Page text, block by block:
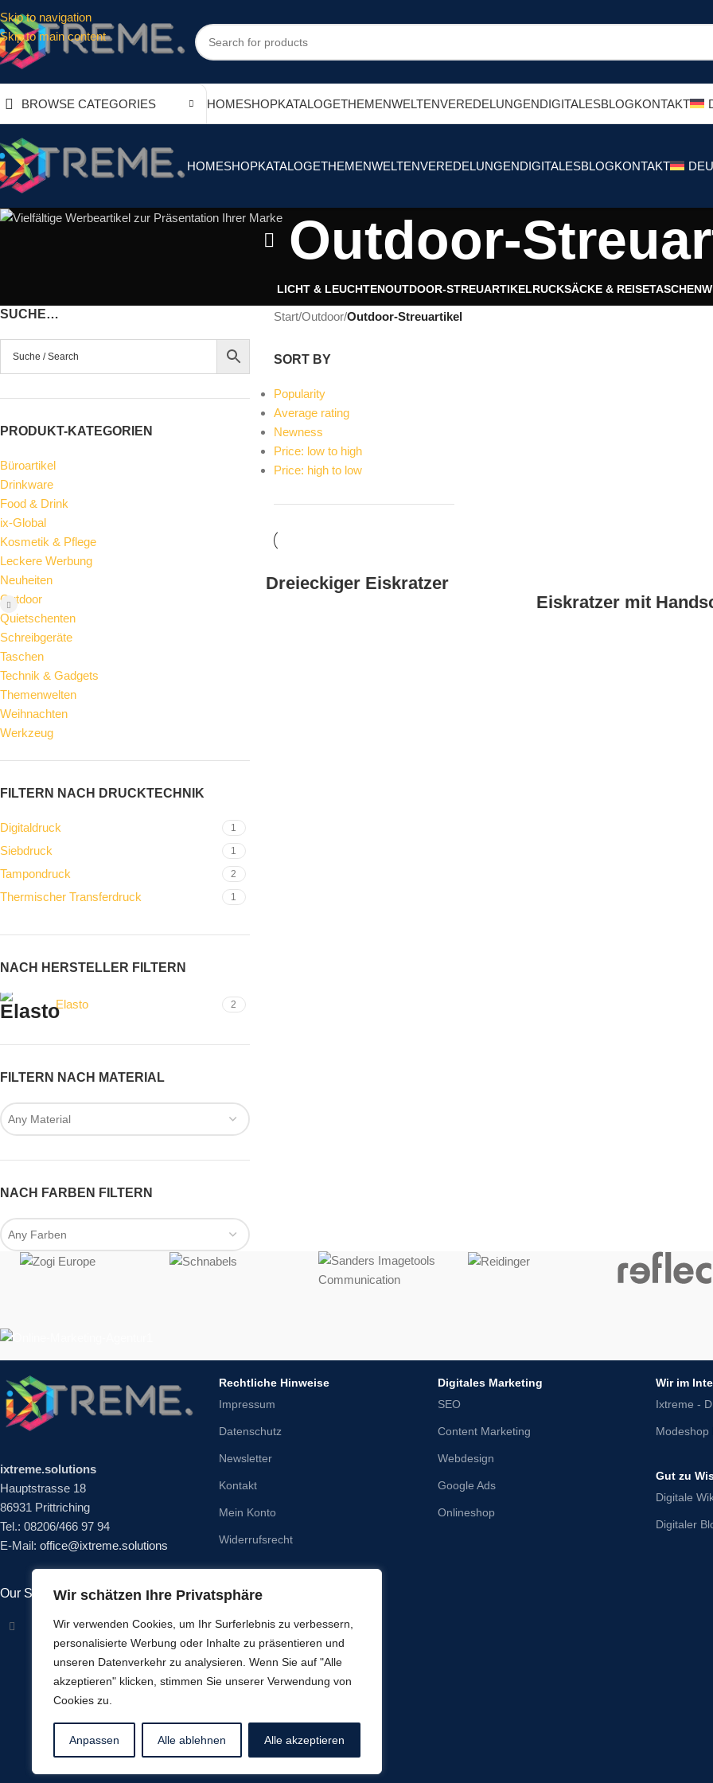
Wir schätzen Ihre Privatsphäre
Wir verwenden Cookies, um Ihr Surferlebnis zu verbessern,
personalisierte Werbung oder Inhalte zu präsentieren und
unseren Datenverkehr zu analysieren. Wenn Sie auf "Alle
akzeptieren" klicken, stimmen Sie unserer Verwendung von
Cookies zu.
Anpassen Alle ablehnen Alle akzeptieren
Skip to navigation
Skip to main content
BROWSE CATEGORIES HOMESHOPKATALOGETHEMENWELTENVEREDELUNGENDIGITALESBLOGKONTAKT
HOMESHOPKATALOGETHEMENWELTENVEREDELUNGENDIGITALESBLOGKONTAKT
Outdoor-
LICHT & LEUCHTENOUTDOOR-STREUARTIKELRUCKSÄCKE & REISETASCHEN
SUCHE…
PRODUKT-KATEGORIEN
Büroartikel
Drinkware
Food & Drink
ix-Global
Kosmetik & Pflege
Leckere Werbung
Neuheiten
Outdoor
Quietschenten
Schreibgeräte
Taschen
Technik & Gadgets
Themenwelten
Weihnachten
Werkzeug
FILTERN NACH DRUCKTECHNIK
Digitaldruck 1
Siebdruck 1
Tampondruck 2
Thermischer Transferdruck 1
NACH HERSTELLER FILTERN
Elasto 2
FILTERN NACH MATERIAL
Any Material
NACH FARBEN FILTERN
Any Farben
Start/Outdoor/Outdoor-Streuartikel
SORT BY
Popularity
Average rating
Newness
Price: low to high
Price: high to low
Dreieckiger Eiskratzer
Eiskratzer mit
ixtreme.solutions
Hauptstrasse 18
86931 Prittriching
Tel.: 08206/466 97 94
E-Mail: office@ixtreme.solutions
Our Social Links:
Rechtliche Hinweise
Impressum
Datenschutz
Newsletter
Kontakt
Mein Konto
Widerrufsrecht
Digitales Marketing
SEO
Content Marketing
Webdesign
Google Ads
Onlineshop
Wir im
Ixtreme -
Modeshop
Gut zu
Digitale
Digitaler